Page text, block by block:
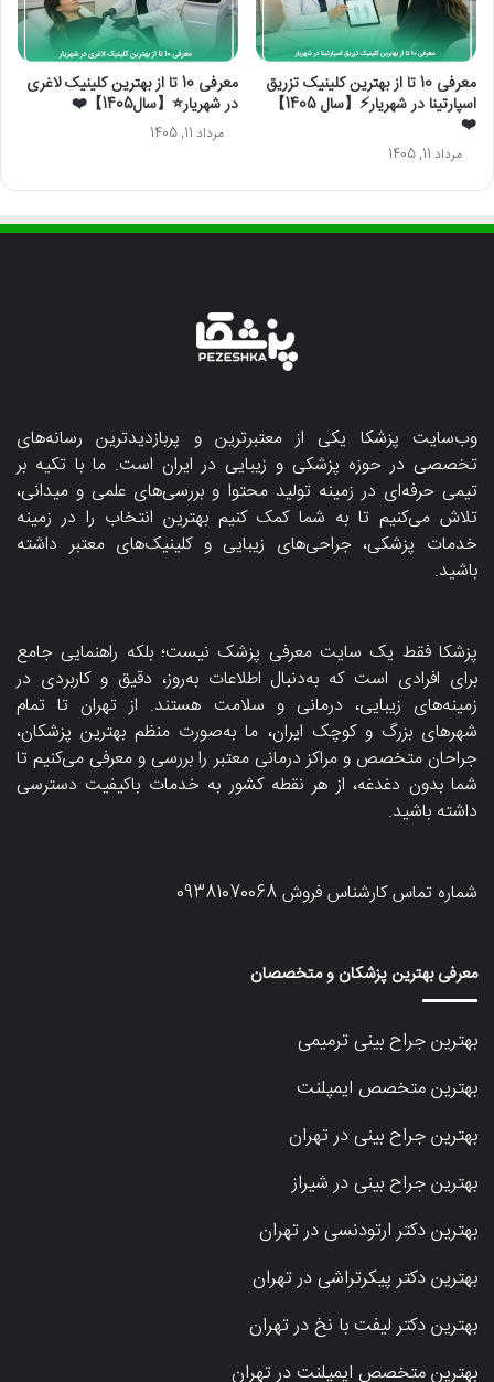
معرفی 10 تا از بهترین کلینیک تزریق
اسپارتینا در شهریار⚡【سال 1405】
❤️
مرداد 11, 1405
معرفی 10 تا از بهترین کلینیک لاغری
در شهریار⭐【سال1405】❤️
مرداد 11, 1405
وب‌سایت پزشکا یکی از معتبرترین و پربازدیدترین رسانه‌های
تخصصی در حوزه پزشکی و زیبایی در ایران است. ما با تکیه بر
تیمی حرفه‌ای در زمینه تولید محتوا و بررسی‌های علمی و میدانی،
تلاش می‌کنیم تا به شما کمک کنیم بهترین انتخاب را در زمینه
خدمات پزشکی، جراحی‌های زیبایی و کلینیک‌های معتبر داشته
باشید.
پزشکا فقط یک سایت معرفی پزشک نیست؛ بلکه راهنمایی جامع
برای افرادی است که به‌دنبال اطلاعات به‌روز، دقیق و کاربردی در
زمینه‌های زیبایی، درمانی و سلامت هستند. از تهران تا تمام
شهرهای بزرگ و کوچک ایران، ما به‌صورت منظم بهترین پزشکان،
جراحان متخصص و مراکز درمانی معتبر را بررسی و معرفی می‌کنیم تا
شما بدون دغدغه، از هر نقطه کشور به خدمات باکیفیت دسترسی
داشته باشید.
شماره تماس کارشناس فروش09381070068
معرفی بهترین پزشکان و متخصصان
بهترین جراح بینی ترمیمی
بهترین متخصص ایمپلنت
بهترین جراح بینی در تهران
بهترین جراح بینی در شیراز
بهترین دکتر ارتودنسی در تهران
بهترین دکتر پیکرتراشی در تهران
بهترین دکتر لیفت با نخ در تهران
بهترین متخصص ایمپلنت در تهران